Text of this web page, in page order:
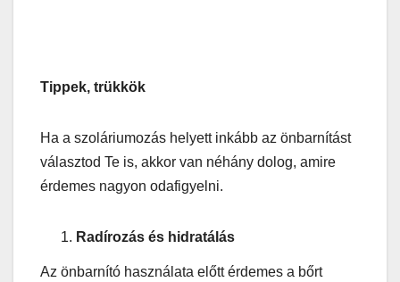
Tippek, trükkök
Ha a szoláriumozás helyett inkább az önbarnítást
választod Te is, akkor van néhány dolog, amire
érdemes nagyon odafigyelni.
Radírozás és hidratálás
Az önbarnító használata előtt érdemes a bőrt